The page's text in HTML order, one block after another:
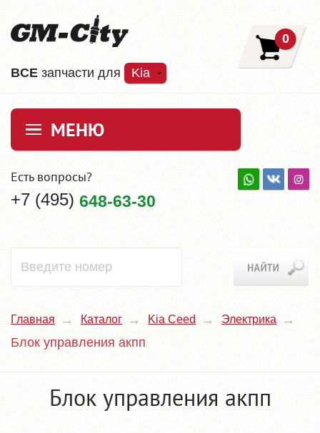
ВCE запчасти для Kia
0
МЕНЮ
Есть вопросы?
+7 (495) 648-63-30
Главная Каталог Kia Ceed Электрика
Блок управления акпп
Блок управления акпп